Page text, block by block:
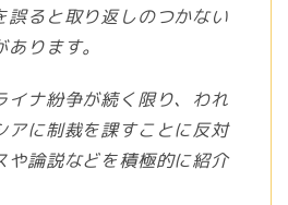
誤ると取り返しのつかない
ります。
イナ紛争が続く限り、われ
アに制裁を課すことに反対
や論説などを積極的に紹介